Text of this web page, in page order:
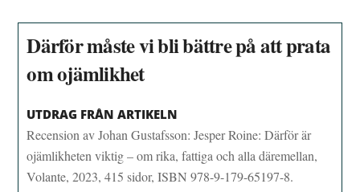
Därför måste vi bli bättre på att prata
om ojämlikhet
UTDRAG FRÅN ARTIKELN
Recension av Johan Gustafsson: Jesper Roine: Därför är
ojämlikheten viktig – om rika, fattiga och alla däremellan,
Volante, 2023, 415 sidor, ISBN 978-9-179-65197-8.